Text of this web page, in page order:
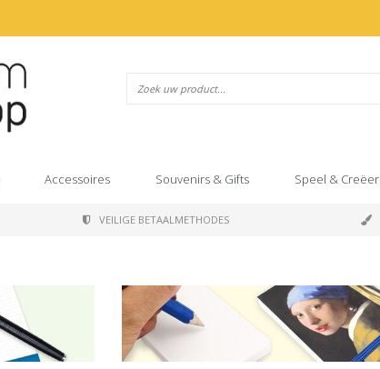
Accessoires Souvenirs & Gifts Speel & Creëer
VEILIGE BETAALMETHODES